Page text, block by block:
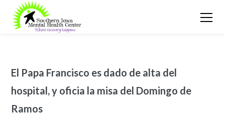
El Papa Francisco es dado de alta del
hospital, y oficia la misa del Domingo de
Ramos